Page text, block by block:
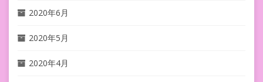
2020年6月
2020年5月
2020年4月